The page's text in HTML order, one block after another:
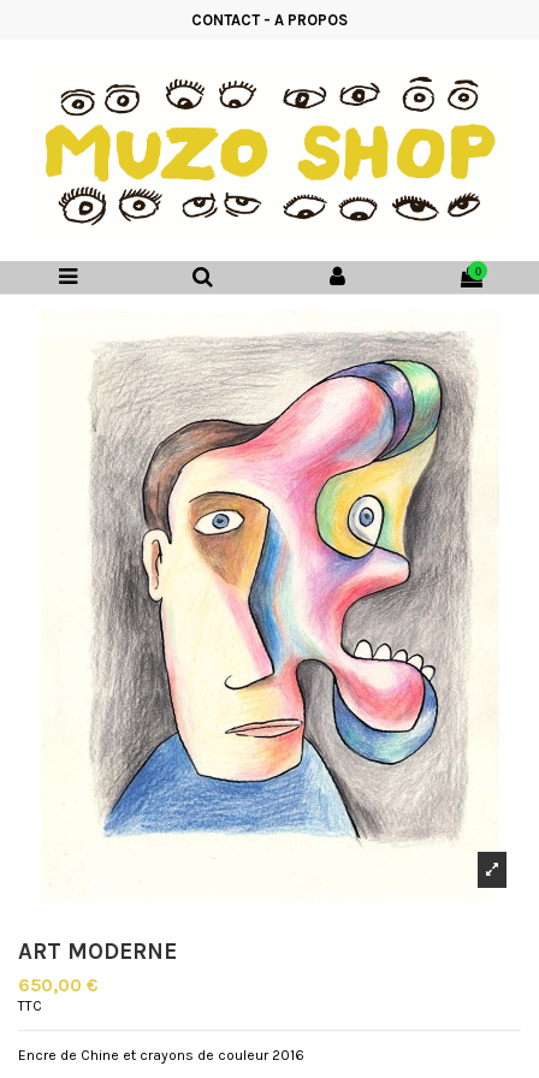
CONTACT- A PROPOS
0
ART MODERNE
650,00 €
TTC
Encre de Chine et crayons de couleur 2016